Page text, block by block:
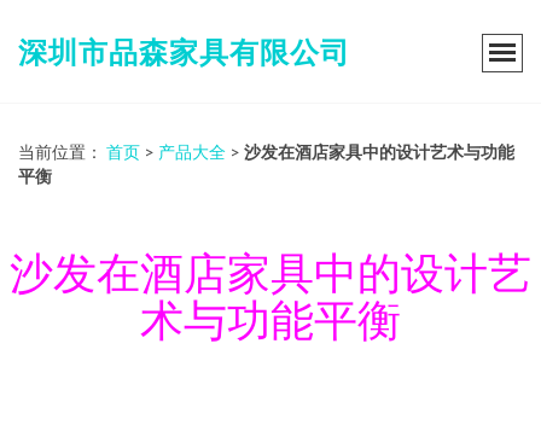
深圳市品森家具有限公司
当前位置： 首页 > 产品大全 > 沙发在酒店家具中的设计艺术与功能
平衡
沙发在酒店家具中的设计艺
术与功能平衡